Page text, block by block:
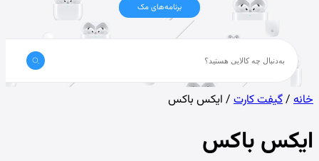
برنامه‌های مک
خانه /گیفت کارت / ایکس باکس
ایکس باکس